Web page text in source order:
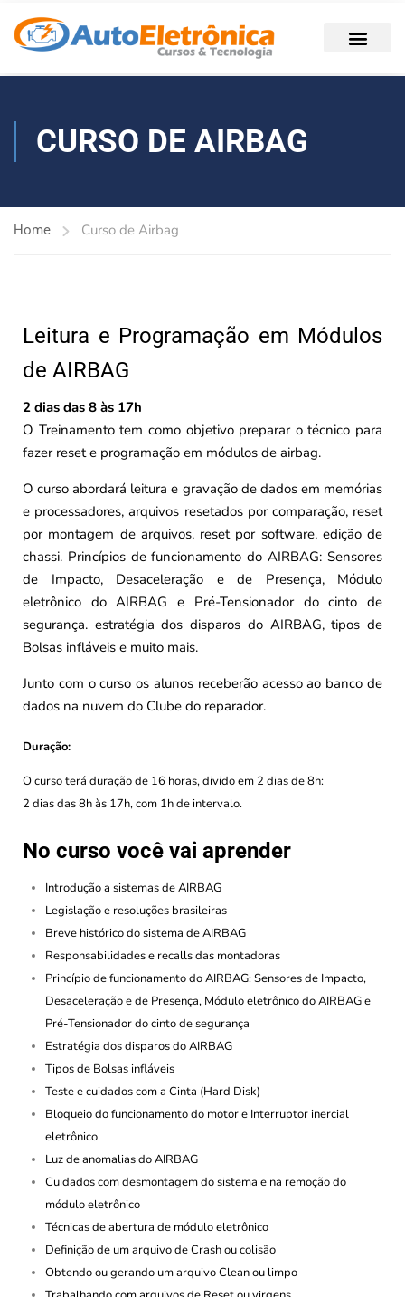
CURSO DE AIRBAG
Home Curso de Airbag
Leitura e Programação em Módulos
de AIRBAG
2 dias das 8 às 17h
O Treinamento tem como objetivo preparar o técnico para
fazer reset e programação em módulos de airbag.
O curso abordará leitura e gravação de dados em memórias
e processadores, arquivos resetados por comparação, reset
por montagem de arquivos, reset por software, edição de
chassi. Princípios de funcionamento do AIRBAG: Sensores
de Impacto, Desaceleração e de Presença, Módulo
eletrônico do AIRBAG e Pré-Tensionador do cinto de
segurança. estratégia dos disparos do AIRBAG, tipos de
Bolsas infláveis e muito mais.
Junto com o curso os alunos receberão acesso ao banco de
dados na nuvem do Clube do reparador.
Duração:
O curso terá duração de 16 horas, divido em 2 dias de 8h:
2 dias das 8h às 17h, com 1h de intervalo.
No curso você vai aprender
Introdução a sistemas de AIRBAG
Legislação e resoluções brasileiras
Breve histórico do sistema de AIRBAG
Responsabilidades e recalls das montadoras
Princípio de funcionamento do AIRBAG: Sensores de Impacto,
Desaceleração e de Presença, Módulo eletrônico do AIRBAG e
Pré-Tensionador do cinto de segurança
Estratégia dos disparos do AIRBAG
Tipos de Bolsas infláveis
Teste e cuidados com a Cinta (Hard Disk)
Bloqueio do funcionamento do motor e Interruptor inercial
eletrônico
Luz de anomalias do AIRBAG
Cuidados com desmontagem do sistema e na remoção do
módulo eletrônico
Técnicas de abertura de módulo eletrônico
Definição de um arquivo de Crash ou colisão
Obtendo ou gerando um arquivo Clean ou limpo